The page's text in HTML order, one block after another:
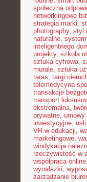
społeczna
networkingowe
strategia marki,
photography, styl
naturalne,
inteligentnego
projekty, szkoła
sztuka cyfrowa,
murale, sztuka
taras, targi
telemedycyna
transakcje
transport
ekstremalna,
prywatne, umowy
inwestycyjne,
VR w edukacji,
marketingowe,
windykacja
rzeczywistość w
współpraca online,
wynalazki,
zarządzanie